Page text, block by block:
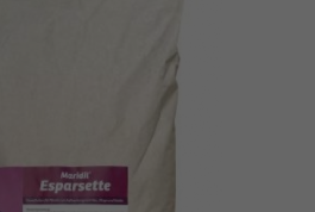
naturbelassen, ohne Zusatzstoffe
Gehalte: Rohprotein: 16 %, Rohfett:
7,6 %, Calcium: 1,2 %, Phosphor: 0,2 %,
mg/kg, Selen: 0,59 mg/kg, Lysin: 1,03 %,
des Pferdes laktierende